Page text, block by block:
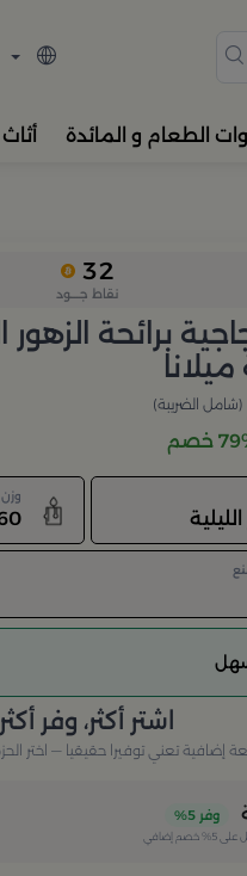
الطعام و المائدة
32
نقاط جــــود
برائحة الزهور
(شامل الضريبة)
خصم
الليلية
سهل
اشتر أكثر، وفر أكثر
إضافية تعني توفيرا حقيقيا — اختر
وفر 5%
على 5% خصم إضافي